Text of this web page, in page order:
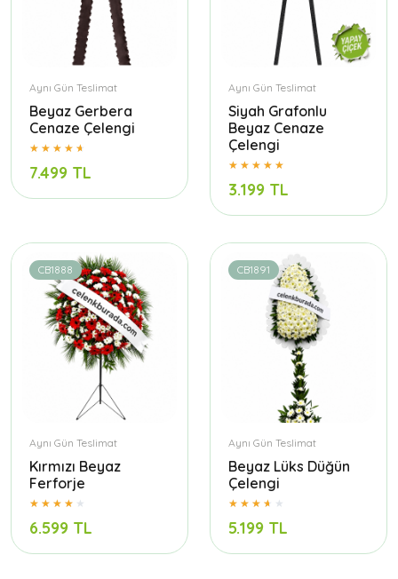
Aynı Gün Teslimat
Beyaz Gerbera
Cenaze Çelengi
7.499 TL
Aynı Gün Teslimat
Siyah Grafonlu
Beyaz Cenaze
Çelengi
3.199 TL
CB1888
Aynı Gün Teslimat
Kırmızı Beyaz
Ferforje
6.599 TL
CB1891
Aynı Gün Teslimat
Beyaz Lüks Düğün
Çelengi
5.199 TL